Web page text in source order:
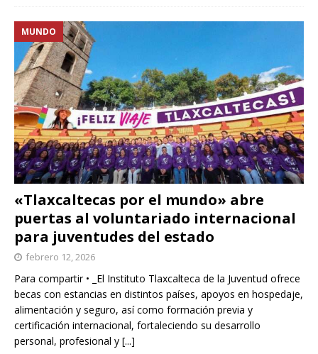
«Tlaxcaltecas por el mundo» abre
puertas al voluntariado internacional
para juventudes del estado
MUNDO
febrero 12, 2026
Para compartir • _El Instituto Tlaxcalteca de la Juventud ofrece
becas con estancias en distintos países, apoyos en hospedaje,
alimentación y seguro, así como formación previa y
certificación internacional, fortaleciendo su desarrollo
personal, profesional y [...]